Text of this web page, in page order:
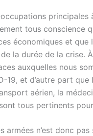
principales
tous conscience
économiques et que
la durée de la crise.
auxquelles nous
19, et d’autre part
aérien, la
tous pertinents
armées n’est donc